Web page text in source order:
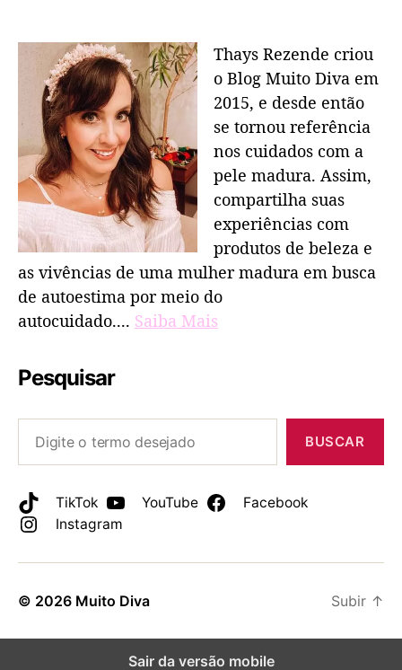
Thays Rezende criou
o Blog Muito Diva em
2015, e desde então
se tornou referência
nos cuidados com a
pele madura. Assim,
compartilha suas
experiências com
produtos de beleza e
as vivências de uma mulher madura em busca
de autoestima por meio do
autocuidado.... Saiba Mais
Pesquisar
BUSCAR
TikTok YouTube
Facebook
Instagram
© 2026 Muito Diva Subir ↑
Sair da versão mobile